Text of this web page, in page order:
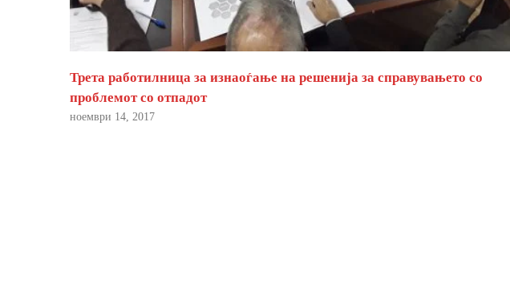
Трета работилница за изнаоѓање на решенија за справувањето со
проблемот со отпадот
ноември 14, 2017